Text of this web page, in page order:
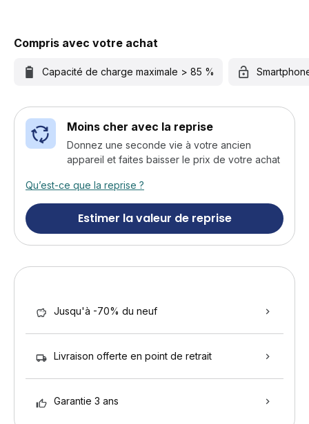
Compris avec votre achat
Capacité de charge maximale > 85 %
Moins cher avec la reprise
Donnez une seconde vie à votre ancien
appareil et faites baisser le prix de votre achat
Qu’est-ce que la reprise ?
Estimer la valeur de reprise
Jusqu'à -70% du neuf
Livraison offerte en point de retrait
Garantie 3 ans